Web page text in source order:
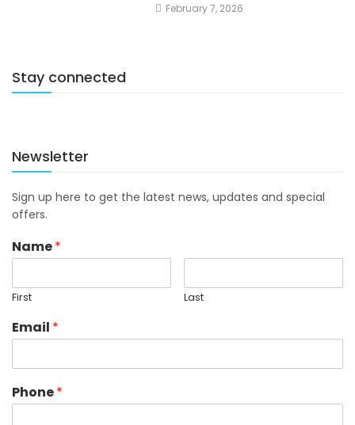
February 7, 2026
Stay connected
Newsletter
Sign up here to get the latest news, updates and special
offers.
Name*
First Last
Email *
Phone*